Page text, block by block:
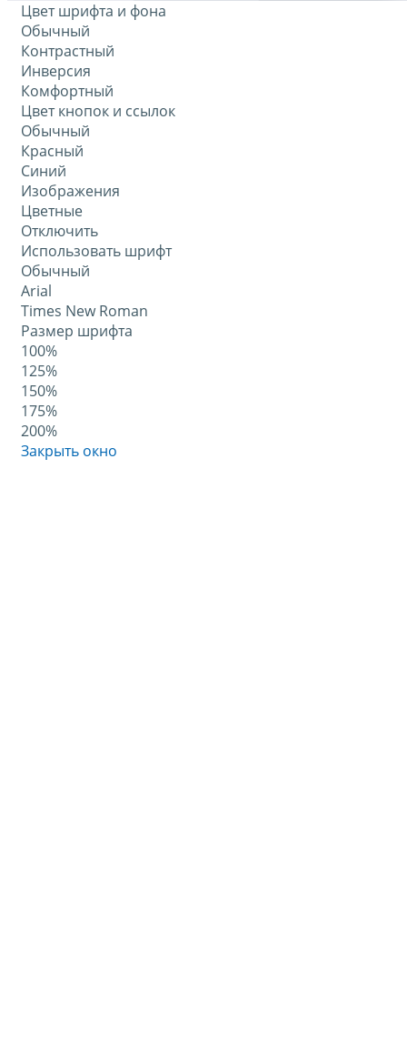
Цвет шрифта и фона
Обычный
Контрастный
Инверсия
Комфортный
Цвет кнопок и ссылок
Обычный
Красный
Синий
Изображения
Цветные
Отключить
Использовать шрифт
Обычный
Arial
Times New Roman
Размер шрифта
100%
125%
150%
175%
200%
Закрыть окно